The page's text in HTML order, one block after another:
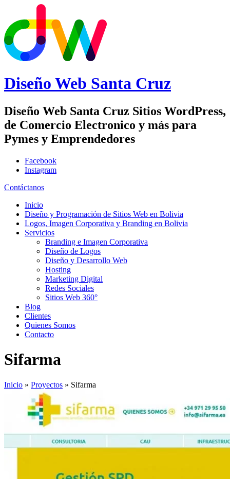
Diseño Web Santa Cruz
Diseño Web Santa Cruz Sitios WordPress,
de Comercio Electronico y más para
Pymes y Emprendedores
Facebook
Instagram
Contáctanos
Inicio
Diseño y Programación de Sitios Web en Bolivia
Logos, Imagen Corporativa y Branding en Bolivia
Servicios
Branding e Imagen Corporativa
Diseño de Logos
Diseño y Desarrollo Web
Hosting
Marketing Digital
Redes Sociales
Sitios Web 360°
Blog
Clientes
Quienes Somos
Contacto
Sifarma
Inicio » Proyectos » Sifarma